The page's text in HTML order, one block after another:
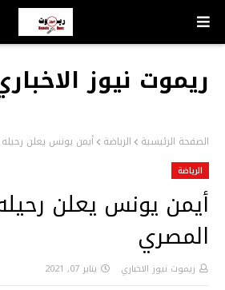
ريموت نيوز
الصفحة الرئيسية الرياضة أيمن يونس يعلن
الرياضة
أيمن يونس يعلن
المصري
ريموت نيوز الاخباري يناير 07, 2021